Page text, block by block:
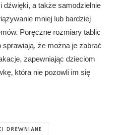
dźwięki, a także samodzielnie
mniej lub bardziej
Poręczne rozmiary tablic
że można je zabrać
zapewniając dzieciom
która nie pozowli im się
DREWNIANE